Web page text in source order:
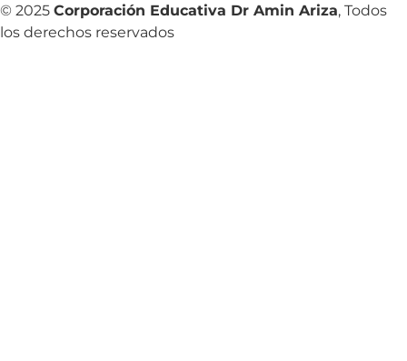
© 2025 Corporación Educativa Dr Amin Ariza, Todos
los derechos reservados